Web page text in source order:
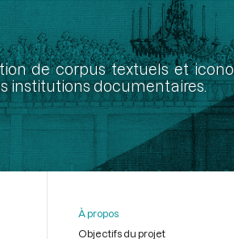
de corpus textuels et
institutions documentaires.
À propos
Objectifs du projet